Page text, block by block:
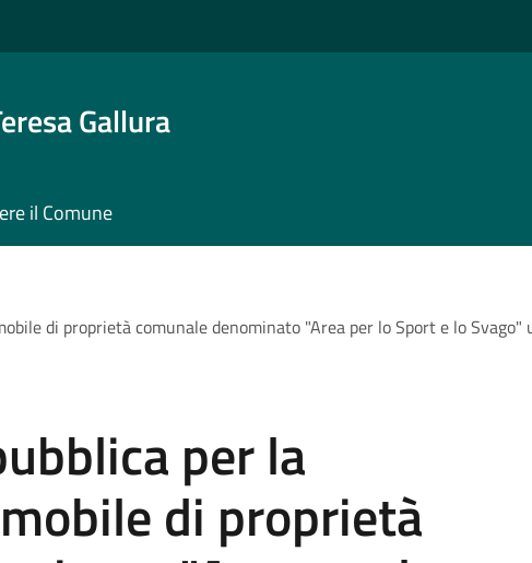
Gallura
il Comune
di proprietà comunale denominato "Area per lo Sport e lo
per la
di proprietà